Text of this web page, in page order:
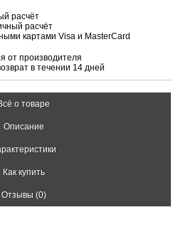
расчёт
расчёт
картами Visa и MasterCard
от производителя
в течении 14 дней
о товаре
Описание
Как купить
Отзывы (0)